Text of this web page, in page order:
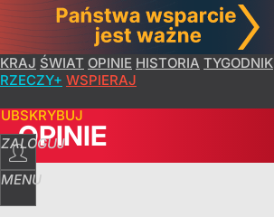
KRAJ ŚWIAT OPINIE HISTORIA TYGODNIK
RZECZY+ WSPIERAJ
ZALOGUJ
MENU
OPINIE